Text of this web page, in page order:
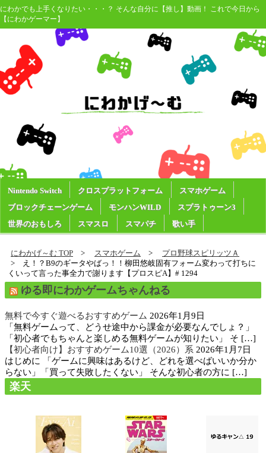
にわかでも上手くなりたい・・・？ そんな自分に【推し】動画！ これで今日から
【にわかゲーマー】
Nintendo Switch クロスプラットフォーム
スマホゲーム
ブロックチェーンゲーム
モンハンWILD
スプラトゥーン3
世界のおもしろ
スマスロ スマパチ 歌い手
にわかげ～む TOP スマホゲーム
プロ野球スピリッツＡ
え！？B9のギータやばっ！！柳田悠岐固有フォーム変わって打ちに
くいって言った事全力で謝ります【プロスピA】# 1294
ゆる即にわかゲームちゃんねる
無料で今すぐ遊べるおすすめゲーム 2026年1月9日
「無料ゲームって、どうせ途中から課金が必要なんでしょ？」
「初心者でもちゃんと楽しめる無料ゲームが知りたい」 そ […]
【初心者向け】おすすめゲーム10選（2026）系 2026年1月7日
はじめに 「ゲームに興味はあるけど、どれを選べばいいか分か
らない」「買って失敗したくない」 そんな初心者の方に […]
楽天